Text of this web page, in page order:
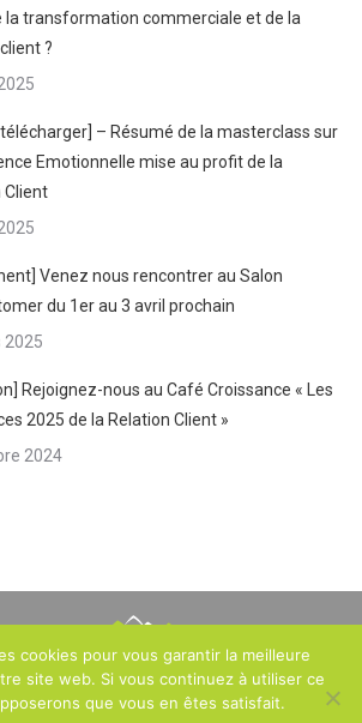
la transformation commerciale et de la
?
télécharger] – Résumé de la masterclass sur
Emotionnelle mise au profit de la
Client
Venez nous rencontrer au Salon
du 1er au 3 avril prochain
2025
Rejoignez-nous au Café Croissance « Les
2025 de la Relation Client »
2024
– 75017 PARIS – France -Mentions légales-
- Tous droits réservés -
cookies pour vous garantir la meilleure
site web. Si vous continuez à utiliser ce
que vous en êtes satisfait.